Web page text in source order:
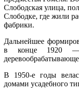
Слободская улица,
Слободке, где жили
фабрики.
Дальнейшее
в конце 1920 —
В 1950-е годы
домами усадебного